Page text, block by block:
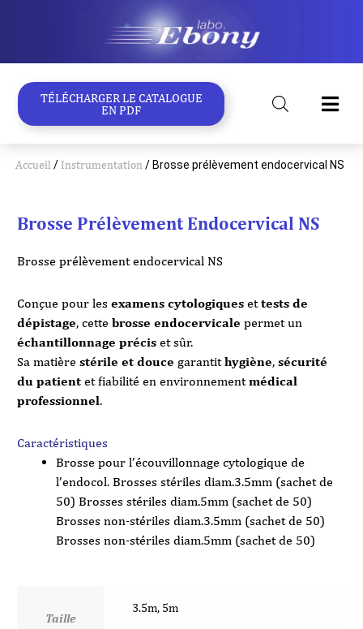
TÉLÉCHARGER LE CATALOGUE
EN PDF
Accueil / Instrumentation / Brosse prélèvement endocervical NS
Brosse Prélèvement Endocervical NS
Brosse prélèvement endocervical NS
Conçue pour les examens cytologiques ettests de
dépistage, cette brosse endocervicale permet un
échantillonnage précis et sûr.
Sa matière stérile et douce garantithygiène, sécurité
du patient et fiabilité en environnementmédical
professionnel.
Caractéristiques
Brosse pour l’écouvillonnage cytologique de
l’endocol. Brosses stériles diam.3.5mm (sachet de
50) Brosses stériles diam.5mm (sachet de 50)
Brosses non-stériles diam.3.5mm (sachet de 50)
Brosses non-stériles diam.5mm (sachet de 50)
Taille
3.5m, 5m